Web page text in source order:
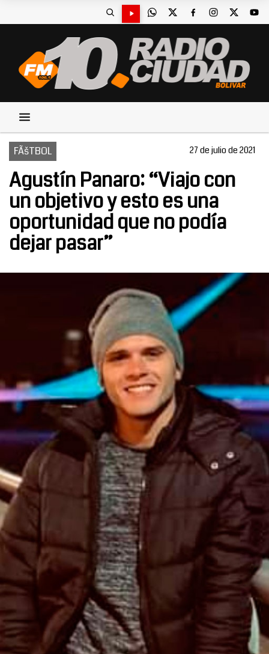
FÃšTBOL 27 de julio de 2021
Agustín Panaro: “Viajo con
un objetivo y esto es una
oportunidad que no podía
dejar pasar”